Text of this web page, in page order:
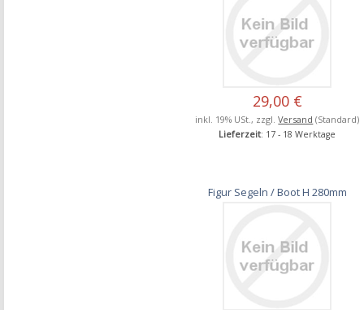
29,00 €
inkl. 19% USt., zzgl.Versand (Standard)
Lieferzeit: 17 - 18 Werktage
Figur Segeln / Boot H 280mm